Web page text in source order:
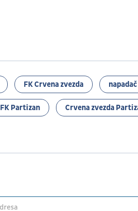
FK Crvena zvezda napadač
FK Partizan Crvena zvezda